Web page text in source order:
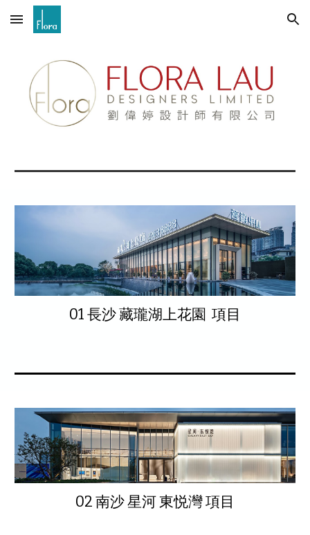
Skip to main content Skip to navigation
01 長沙 藏瓏湖上花園 項目
02 南沙 星河 東悦灣 項目